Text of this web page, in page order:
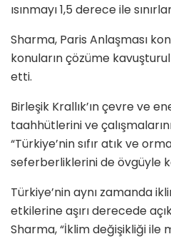
ısınmayı 1,5 derece ile
Sharma, Paris Anlaşması
konuların çözüme
etti.
Birleşik Krallık’ın çevre ve
taahhütlerini ve
“Türkiye’nin sıfır atık ve
seferberliklerini de övgüyle
Türkiye’nin aynı zamanda
etkilerine aşırı derecede
Sharma, “İklim değişikliği ile